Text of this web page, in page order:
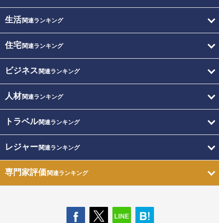
生活関連ランキング
住宅関連ランキング
ビジネス 関連ランキング
人材関連ランキング
トラベル関連ランキング
レジャー関連ランキング
専門家評価関連ランキング